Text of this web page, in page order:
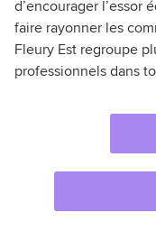
d’encourager l’essor
faire rayonner les
Fleury Est regroupe
professionnels dans